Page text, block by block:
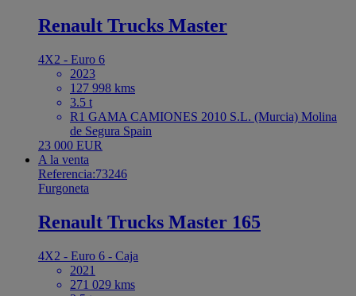
Renault Trucks Master
4X2 - Euro 6
2023
127 998 kms
3.5 t
R1 GAMA CAMIONES 2010 S.L. (Murcia) Molina
de Segura Spain
23 000 EUR
A la venta
Referencia:73246
Furgoneta
Renault Trucks Master 165
4X2 - Euro 6 - Caja
2021
271 029 kms